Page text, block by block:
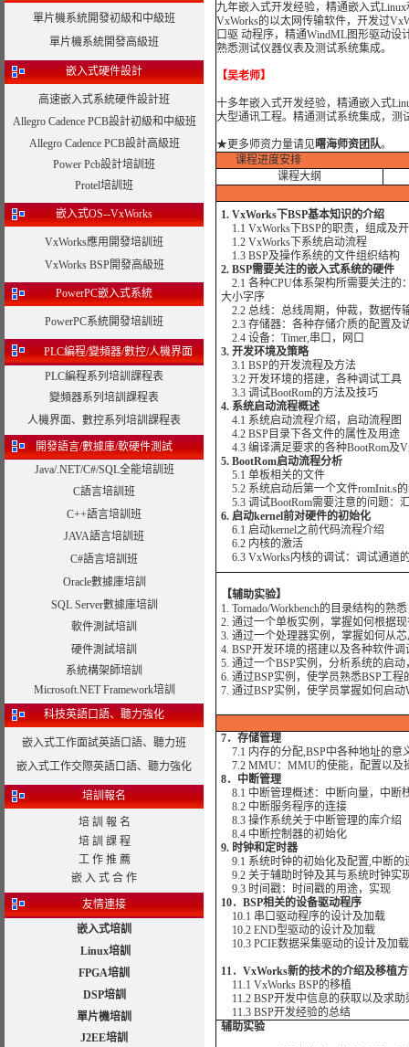
單片機系統開發初級和中級班
單片機系統開發高級班
嵌入式硬件設計
高速嵌入式系統硬件設計班
Allegro Cadence PCB設計初級和中級班
Allegro Cadence PCB設計高級班
Power Pcb設計培訓班
Protel培訓班
嵌入式OS--VxWorks
VxWorks應用開發培訓班
VxWorks BSP開發高級班
PowerPC嵌入式系統
PowerPC系統開發培訓班
PLC編程/變頻器/數控/人機界面
PLC編程系列培訓課程表
變頻器系列培訓課程表
人機界面、數控系列培訓課程表
開發語言/數據庫/軟硬件測試
Java/.NET/C#/SQL全能培訓班
C語言培訓班
C++語言培訓班
JAVA語言培訓班
C#語言培訓班
Oracle數據庫培訓
SQL Server數據庫培訓
軟件測試培訓
硬件測試培訓
系統構架師培訓
Microsoft.NET Framework培訓
科技英語口語、聽力強化
嵌入式工作面試英語口語、聽力班
嵌入式工作交際英語口語、聽力強化
培訓報名
培 訓 報 名
培 訓 課 程
工 作 推 薦
嵌 入 式 合 作
友情連接
嵌入式培訓
Linux培訓
FPGA培訓
DSP培訓
單片機培訓
J2EE培訓
九年嵌入式开发经验，精通嵌入式
VxWorks的以太网传输软件，开发过
口驱 动程序，精通WindML图形驱动设
熟悉测试仪器仪表及测试系统集成。
【吴老师】
十多年嵌入式开发经验，精通嵌入式
大型通讯工程。精通测试系统集成，测
★更多师资力量请见曙海师资团队。
课程进度安排
课程大纲
1. VxWorks下BSP基本知识的介绍
1.1 VxWorks下BSP的职责，组成及
1.2 VxWorks下系统启动流程
1.3 BSP及操作系统的文件组织结构
2. BSP需要关注的嵌入式系统的硬件
2.1 各种CPU体系架构所需要关注的
大小字序
2.2 总线：总线周期，仲裁，数据传
2.3 存储器：各种存储介质的配置及
2.4 设备：Timer,串口，网口
3. 开发环境及策略
3.1 BSP的开发流程及方法
3.2 开发环境的搭建，各种调试工具
3.3 调试BootRom的方法及技巧
4. 系统启动流程概述
4.1 系统启动流程介绍，启动流程图
4.2 BSP目录下各文件的属性及用途
4.3 编译满足要求的各种BootRom及
5. BootRom启动流程分析
5.1 单板相关的文件
5.2 系统启动后第一个文件romInit.s
5.3 调试BootRom需要注意的问题：
6. 启动kernel前对硬件的初始化
6.1 启动kernel之前代码流程介绍
6.2 内核的激活
6.3 VxWorks内核的调试：调试通道
【辅助实验】
1. Tornado/Workbench的目录结构的熟
2. 通过一个单板实例，掌握如何根据
3. 通过一个处理器实例，掌握如何从
4. BSP开发环境的搭建以及各种软件
5. 通过一个BSP实例，分析系统的启
6. 通过BSP实例，使学员熟悉BSP工程
7. 通过BSP实例，使学员掌握如何启
7．存储管理
7.1 内存的分配,BSP中各种地址的意
7.2 MMU：MMU的使能，配置以及
8．中断管理
8.1 中断管理概述：中断向量，中断
8.2 中断服务程序的连接
8.3 操作系统关于中断管理的库介绍
8.4 中断控制器的初始化
9. 时钟和定时器
9.1 系统时钟的初始化及配置,中断的
9.2 关于辅助时钟及其与系统时钟实
9.3 时间戳：时间戳的用途，实现
10．BSP相关的设备驱动程序
10.1 串口驱动程序的设计及加载
10.2 END型驱动的设计及加载
10.3 PCIE数据采集驱动的设计及加载
11．VxWorks新的技术的介绍及移植
11.1 VxWorks BSP的移植
11.2 BSP开发中信息的获取以及求助
11.3 BSP开发经验的总结
辅助实验